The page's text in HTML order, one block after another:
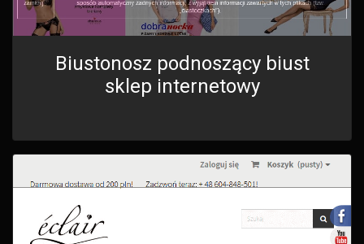
Biustonosz podnoszący biust
sklep internetowy